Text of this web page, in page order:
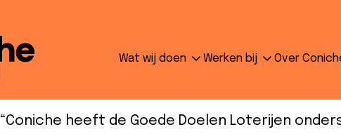
Wat wij doen Werken bij Over
Jeroen van der Meulen –
“Coniche heeft de Goede Doelen Loterijen